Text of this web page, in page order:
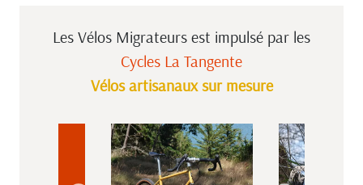
Les Vélos Migrateurs est impulsé par les
Cycles La Tangente
Vélos artisanaux sur mesure